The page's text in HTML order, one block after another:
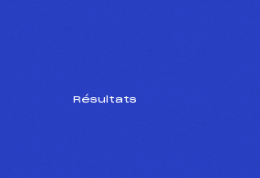
Résultats